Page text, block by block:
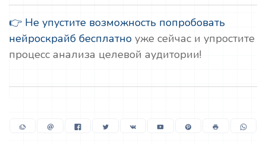
👉 Не упустите возможность попробовать
нейроскрайб бесплатно уже сейчас и упростите
процесс анализа целевой аудитории!